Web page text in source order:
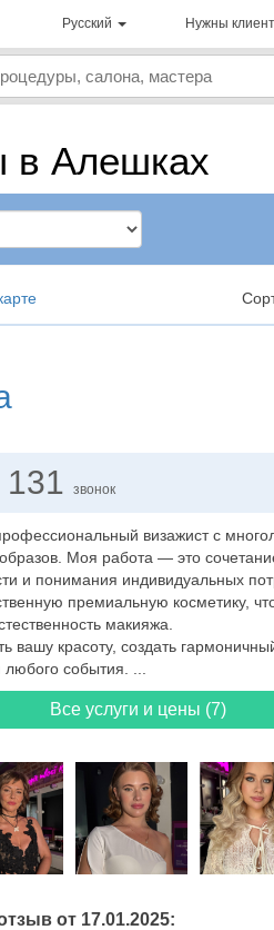
Русский Нужны
в Алешках
131звонок
визажист с
Моя работа — это
и понимания индивидуальных
премиальную косметику,
макияжа.
вашу красоту, создать
события. ...
Все услуги и цены (7)
от 17.01.2025: